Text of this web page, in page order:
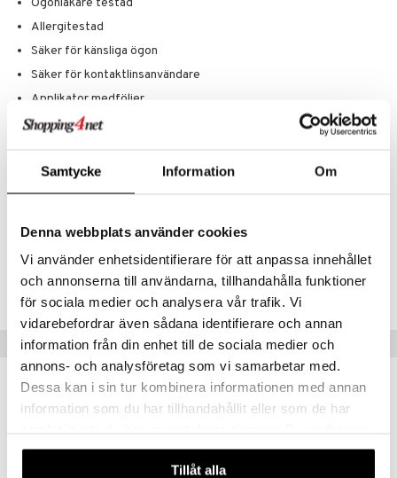
Samtycke Information Om
Denna webbplats använder cookies
Vi använder enhetsidentifierare för att anpassa innehållet
och annonserna till användarna, tillhandahålla funktioner
för sociala medier och analysera vår trafik. Vi
vidarebefordrar även sådana identifierare och annan
information från din enhet till de sociala medier och
annons- och analysföretag som vi samarbetar med.
Dessa kan i sin tur kombinera informationen med annan
information som du har tillhandahållit eller som de har
våra cookies vid fortsatt användande av vår webbplats.
Tillåt alla
Ögonläkare testad
Allergitestad
Säker för känsliga ögon
Säker för kontaktlinsanvändare
Applikator medföljer.
Parfymfri
Artikelnr
Lägsta pris senaste 30 dagarna: 232 kr
Tips till dig